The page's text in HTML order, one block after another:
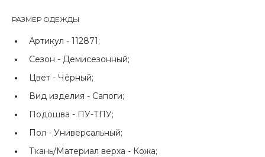
РАЗМЕР ОДЕЖДЫ
Артикул - 112871;
Сезон - Демисезонный;
Цвет - Чёрный;
Вид изделия - Сапоги;
Подошва - ПУ-ТПУ;
Пол - Универсальный;
Ткань/Материал верха - Кожа;